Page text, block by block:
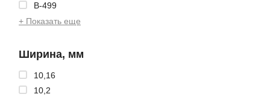
B-499
+ Показать еще
Ширина, мм
10,16
10,2